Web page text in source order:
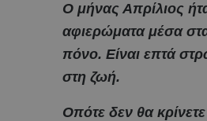
Ο μήνας Απρίλιος
αφιερώματα μέσα
πόνο. Είναι επτά
στη ζωή.
Οπότε δεν θα